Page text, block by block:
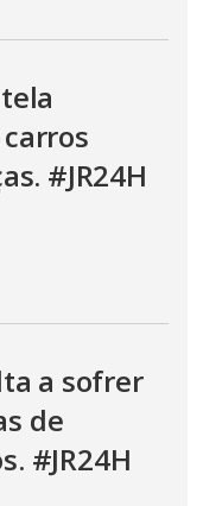
#JR24H
a sofrer
de
#JR24H